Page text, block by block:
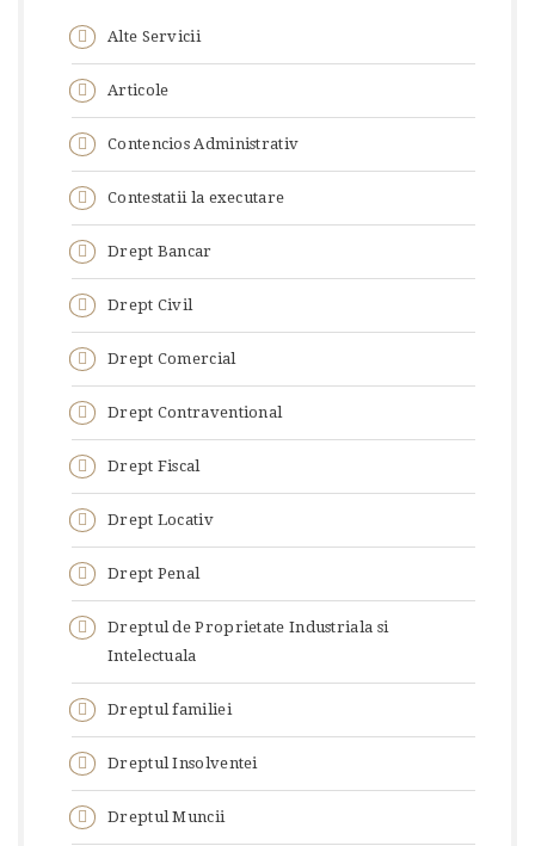
Alte Servicii
Articole
Contencios Administrativ
Contestatii la executare
Drept Bancar
Drept Civil
Drept Comercial
Drept Contraventional
Drept Fiscal
Drept Locativ
Drept Penal
Dreptul de Proprietate Industriala si
Intelectuala
Dreptul familiei
Dreptul Insolventei
Dreptul Muncii